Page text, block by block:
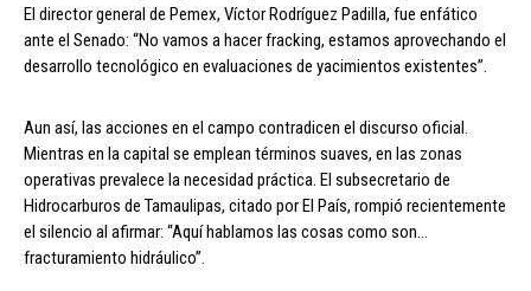
El director general de Pemex, Víctor Rodríguez Padilla, fue enfático
ante el Senado: “No vamos a hacer fracking, estamos aprovechando el
desarrollo tecnológico en evaluaciones de yacimientos existentes”.
Aun así, las acciones en el campo contradicen el discurso oficial.
Mientras en la capital se emplean términos suaves, en las zonas
operativas prevalece la necesidad práctica. El subsecretario de
Hidrocarburos de Tamaulipas, citado por El País, rompió recientemente
el silencio al afirmar: “Aquí hablamos las cosas como son…
fracturamiento hidráulico”.